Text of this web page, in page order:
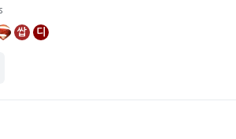
쌉 디